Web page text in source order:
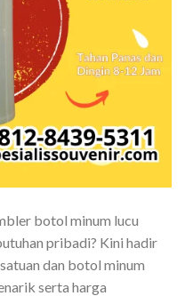
botol minum lucu
pribadi? Kini hadir
dan botol minum
serta harga